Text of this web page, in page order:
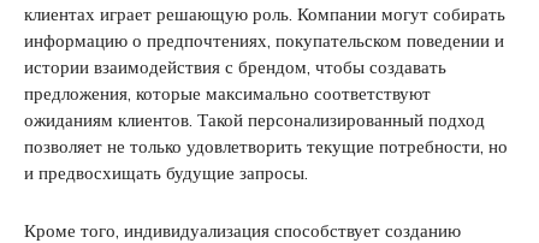
клиентах играет решающую роль. Компании могут собирать
информацию о предпочтениях, покупательском поведении и
истории взаимодействия с брендом, чтобы создавать
предложения, которые максимально соответствуют
ожиданиям клиентов. Такой персонализированный подход
позволяет не только удовлетворить текущие потребности, но
и предвосхищать будущие запросы.
Кроме того, индивидуализация способствует созданию